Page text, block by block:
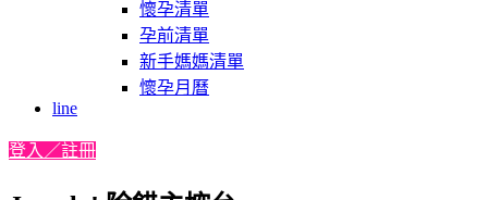
懷孕清單
孕前清單
新手媽媽清單
懷孕月曆
line
登入／註冊